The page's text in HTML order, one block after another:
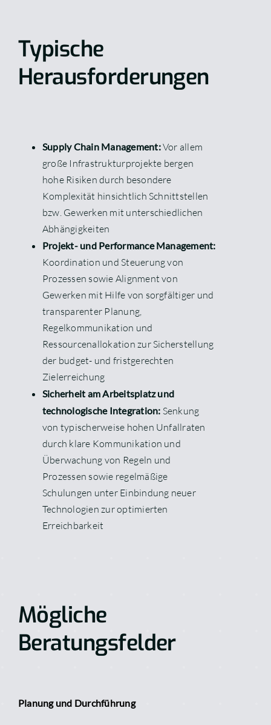
Typische
Herausforderungen
Supply Chain Management:Vor allem
große Infrastrukturprojekte bergen
hohe Risiken durch besondere
Komplexität hinsichtlich Schnittstellen
bzw. Gewerken mit unterschiedlichen
Abhängigkeiten
Projekt- und Performance Management:
Koordination und Steuerung von
Prozessen sowie Alignment von
Gewerken mit Hilfe von sorgfältiger und
transparenter Planung,
Regelkommunikation und
Ressourcenallokation zur Sicherstellung
der budget- und fristgerechten
Zielerreichung
Sicherheit am Arbeitsplatz und
technologische Integration: Senkung
von typischerweise hohen Unfallraten
durch klare Kommunikation und
Überwachung von Regeln und
Prozessen sowie regelmäßige
Schulungen unter Einbindung neuer
Technologien zur optimierten
Erreichbarkeit
Mögliche
Beratungsfelder
Planung und Durchführung